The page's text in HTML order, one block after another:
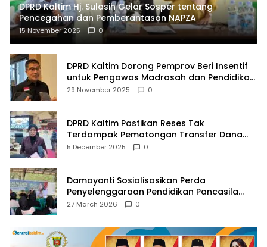
DPRD Kaltim Hj. Sulasih Gelar Sosper tentang
Pencegahan dan Pemberantasan NAPZA
15 November 2025 0
DPRD Kaltim Dorong Pemprov Beri Insentif
untuk Pengawas Madrasah dan Pendidikan
Agama
29 November 2025 0
DPRD Kaltim Pastikan Reses Tak
Terdampak Pemotongan Transfer Dana
Pusat
5 December 2025 0
Damayanti Sosialisasikan Perda
Penyelenggaraan Pendidikan Pancasila
dan Wawasan Kebangsaan
27 March 2026 0